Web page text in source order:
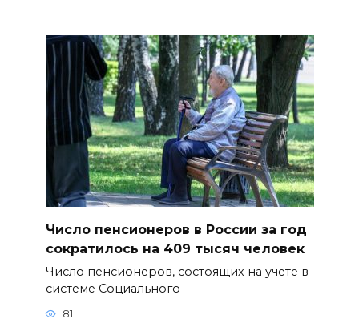
Число пенсионеров в России за год
сократилось на 409 тысяч человек
Число пенсионеров, состоящих на учете в
системе Социального
81